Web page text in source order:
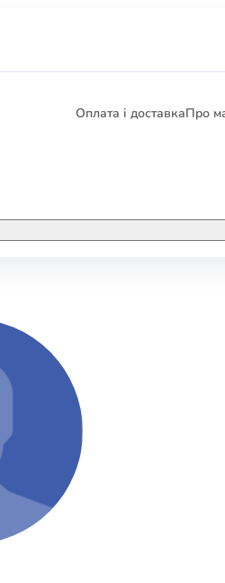
Оплата і доставкаПро
ЕЛЕКТРОННІ КНИГИ
КНИГА В КОМПЛЕКТІ